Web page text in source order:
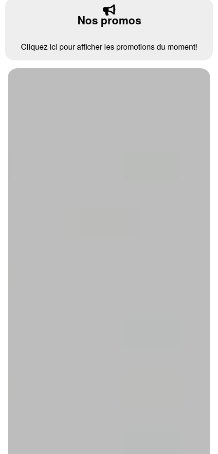
Nos promos
Cliquez ici pour afficher les promotions du moment!